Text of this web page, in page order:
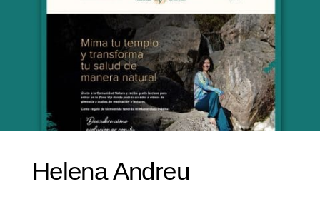
Helena Andreu